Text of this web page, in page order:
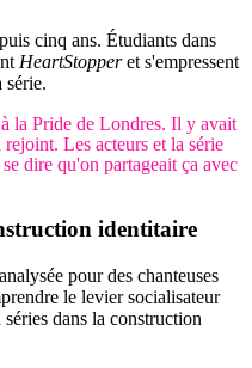
cinq ans. Étudiants dans
HeartStopperet s'empressent
série.
la Pride de Londres. Il y avait
Les acteurs et la série
dire qu'on partageait ça avec
identitaire
pour des chanteuses
le levier socialisateur
dans la construction